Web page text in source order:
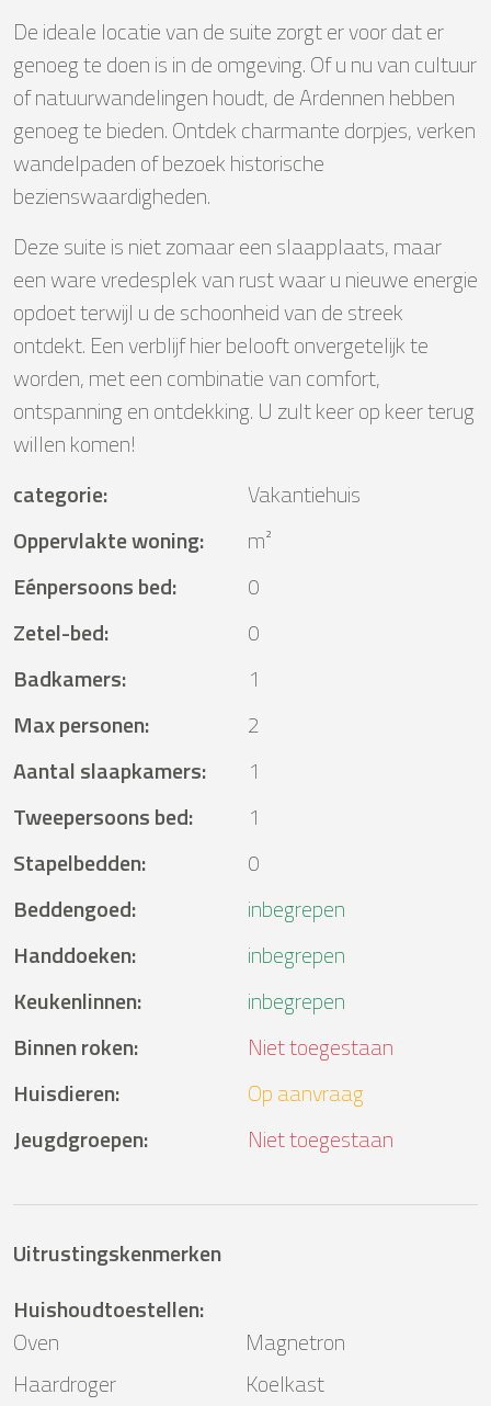
De ideale locatie van de suite zorgt er voor dat er
genoeg te doen is in de omgeving. Of u nu van cultuur
of natuurwandelingen houdt, de Ardennen hebben
genoeg te bieden. Ontdek charmante dorpjes, verken
wandelpaden of bezoek historische
bezienswaardigheden.
Deze suite is niet zomaar een slaapplaats, maar
een ware vredesplek van rust waar u nieuwe energie
opdoet terwijl u de schoonheid van de streek
ontdekt. Een verblijf hier belooft onvergetelijk te
worden, met een combinatie van comfort,
ontspanning en ontdekking. U zult keer op keer terug
willen komen!
categorie:
Vakantiehuis
Oppervlakte woning:
m²
Eénpersoons bed:
0
Zetel-bed:
0
Badkamers:
1
Max personen:
2
Aantal slaapkamers:
1
Tweepersoons bed:
1
Stapelbedden:
0
Beddengoed:
inbegrepen
Handdoeken:
inbegrepen
Keukenlinnen:
inbegrepen
Binnen roken:
Niet toegestaan
Huisdieren:
Op aanvraag
Jeugdgroepen: Niet toegestaan
Uitrustingskenmerken
Huishoudtoestellen:
Oven
Magnetron
Haardroger
Koelkast